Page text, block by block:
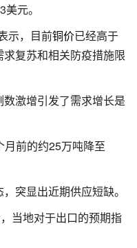
元。
示，目前铜价已经高于
复苏和相关防疫措施限
激增引发了需求增长是
前的约25万吨降至
突显出近期供应短缺。
当地对于出口的预期指